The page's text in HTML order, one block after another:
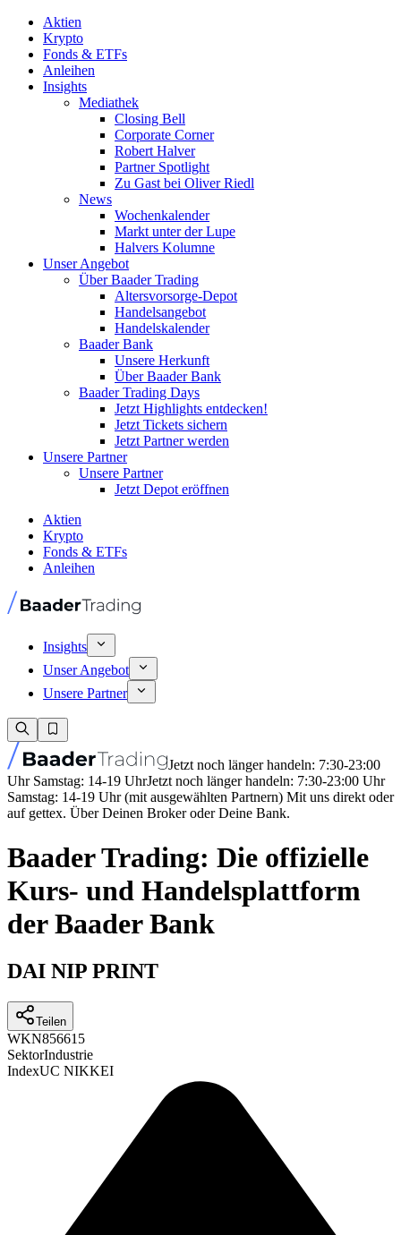
Aktien
Krypto
Fonds & ETFs
Anleihen
Insights
Mediathek
Closing Bell
Corporate Corner
Robert Halver
Partner Spotlight
Zu Gast bei Oliver Riedl
News
Wochenkalender
Markt unter der Lupe
Halvers Kolumne
Unser Angebot
Über Baader Trading
Altersvorsorge-Depot
Handelsangebot
Handelskalender
Baader Bank
Unsere Herkunft
Über Baader Bank
Baader Trading Days
Jetzt Highlights entdecken!
Jetzt Tickets sichern
Jetzt Partner werden
Unsere Partner
Unsere Partner
Jetzt Depot eröffnen
Aktien
Krypto
Fonds & ETFs
Anleihen
Insights
Unser Angebot
Unsere Partner
Jetzt noch länger handeln: 7:30-23:00
Uhr Samstag: 14-19 UhrJetzt noch länger handeln: 7:30-23:00 Uhr
Samstag: 14-19 Uhr (mit ausgewählten Partnern) Mit uns direkt oder
auf gettex. Über Deinen Broker oder Deine Bank.
Baader Trading: Die offizielle
Kurs- und Handelsplattform
der Baader Bank
DAI NIP PRINT
Teilen
WKN856615
SektorIndustrie
IndexUC NIKKEI